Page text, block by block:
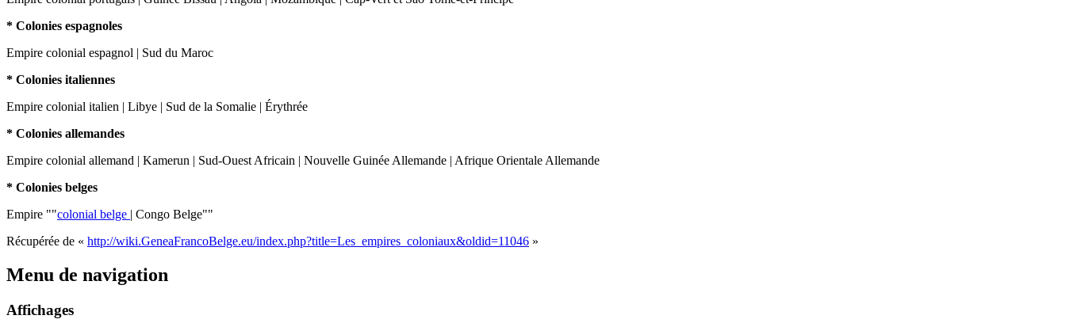
* Colonies espagnoles
Empire colonial espagnol | Sud du Maroc
* Colonies italiennes
Empire colonial italien | Libye | Sud de la Somalie | Érythrée
* Colonies allemandes
Empire colonial allemand | Kamerun | Sud-Ouest Africain | Nouvelle Guinée Allemande | Afrique Orientale Allemande
* Colonies belges
Empire ""colonial belge | Congo Belge""
Récupérée de « http://wiki.GeneaFrancoBelge.eu/index.php?title=Les_empires_coloniaux&oldid=11046 »
Menu de navigation
Affichages